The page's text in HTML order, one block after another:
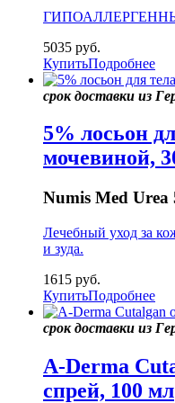
5035 руб.
КупитьПодробнее
срок доставки из
5% лосьон
мочевиной,
Numis Med
Лечебный уход за
и зуда.
1615 руб.
КупитьПодробнее
срок доставки из
A-Derma
спрей, 100 мл